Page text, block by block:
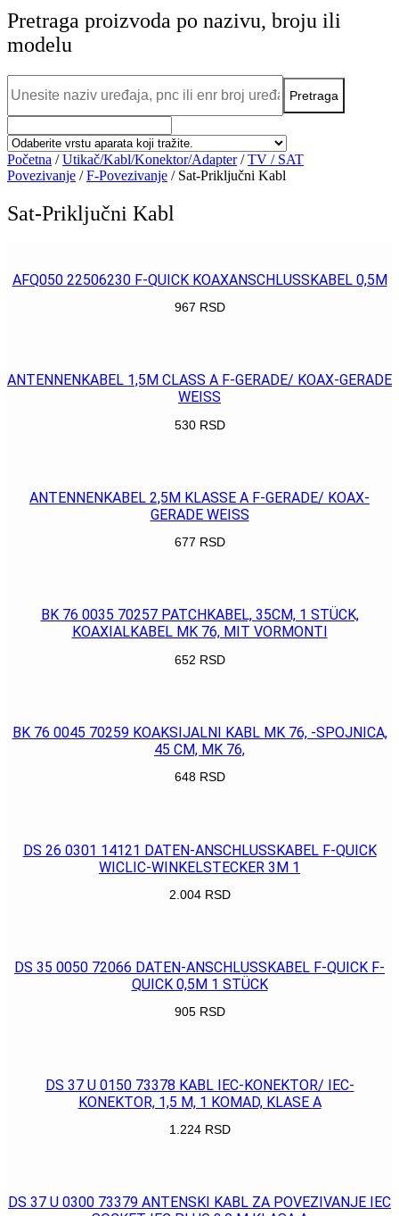
Pretraga proizvoda po nazivu, broju ili
modelu
Početna /Utikač/Kabl/Konektor/Adapter/TV / SAT
Povezivanje /F-Povezivanje / Sat-Priključni Kabl
Sat-Priključni Kabl
AFQ050 22506230 F-QUICK KOAXANSCHLUSSKABEL 0,5M
967 RSD
ANTENNENKABEL 1,5M CLASS A F-GERADE/ KOAX-GERADE
WEISS
530 RSD
ANTENNENKABEL 2,5M KLASSE A F-GERADE/ KOAX-
GERADE WEISS
677 RSD
BK 76 0035 70257 PATCHKABEL, 35CM, 1 STÜCK,
KOAXIALKABEL MK 76, MIT VORMONTI
652 RSD
BK 76 0045 70259 KOAKSIJALNI KABL MK 76, -SPOJNICA,
45 CM, MK 76,
648 RSD
DS 26 0301 14121 DATEN-ANSCHLUSSKABEL F-QUICK
WICLIC-WINKELSTECKER 3M 1
2.004 RSD
DS 35 0050 72066 DATEN-ANSCHLUSSKABEL F-QUICK F-
QUICK 0,5M 1 STÜCK
905 RSD
DS 37 U 0150 73378 KABL IEC-KONEKTOR/ IEC-
KONEKTOR, 1,5 M, 1 KOMAD, KLASE A
1.224 RSD
DS 37 U 0300 73379 ANTENSKI KABL ZA POVEZIVANJE IEC